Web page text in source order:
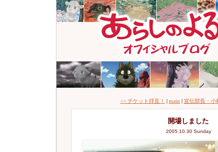
<< チケット拝見！ | main | 宣伝部長・小
開場しました
2005.10.30 Sunday